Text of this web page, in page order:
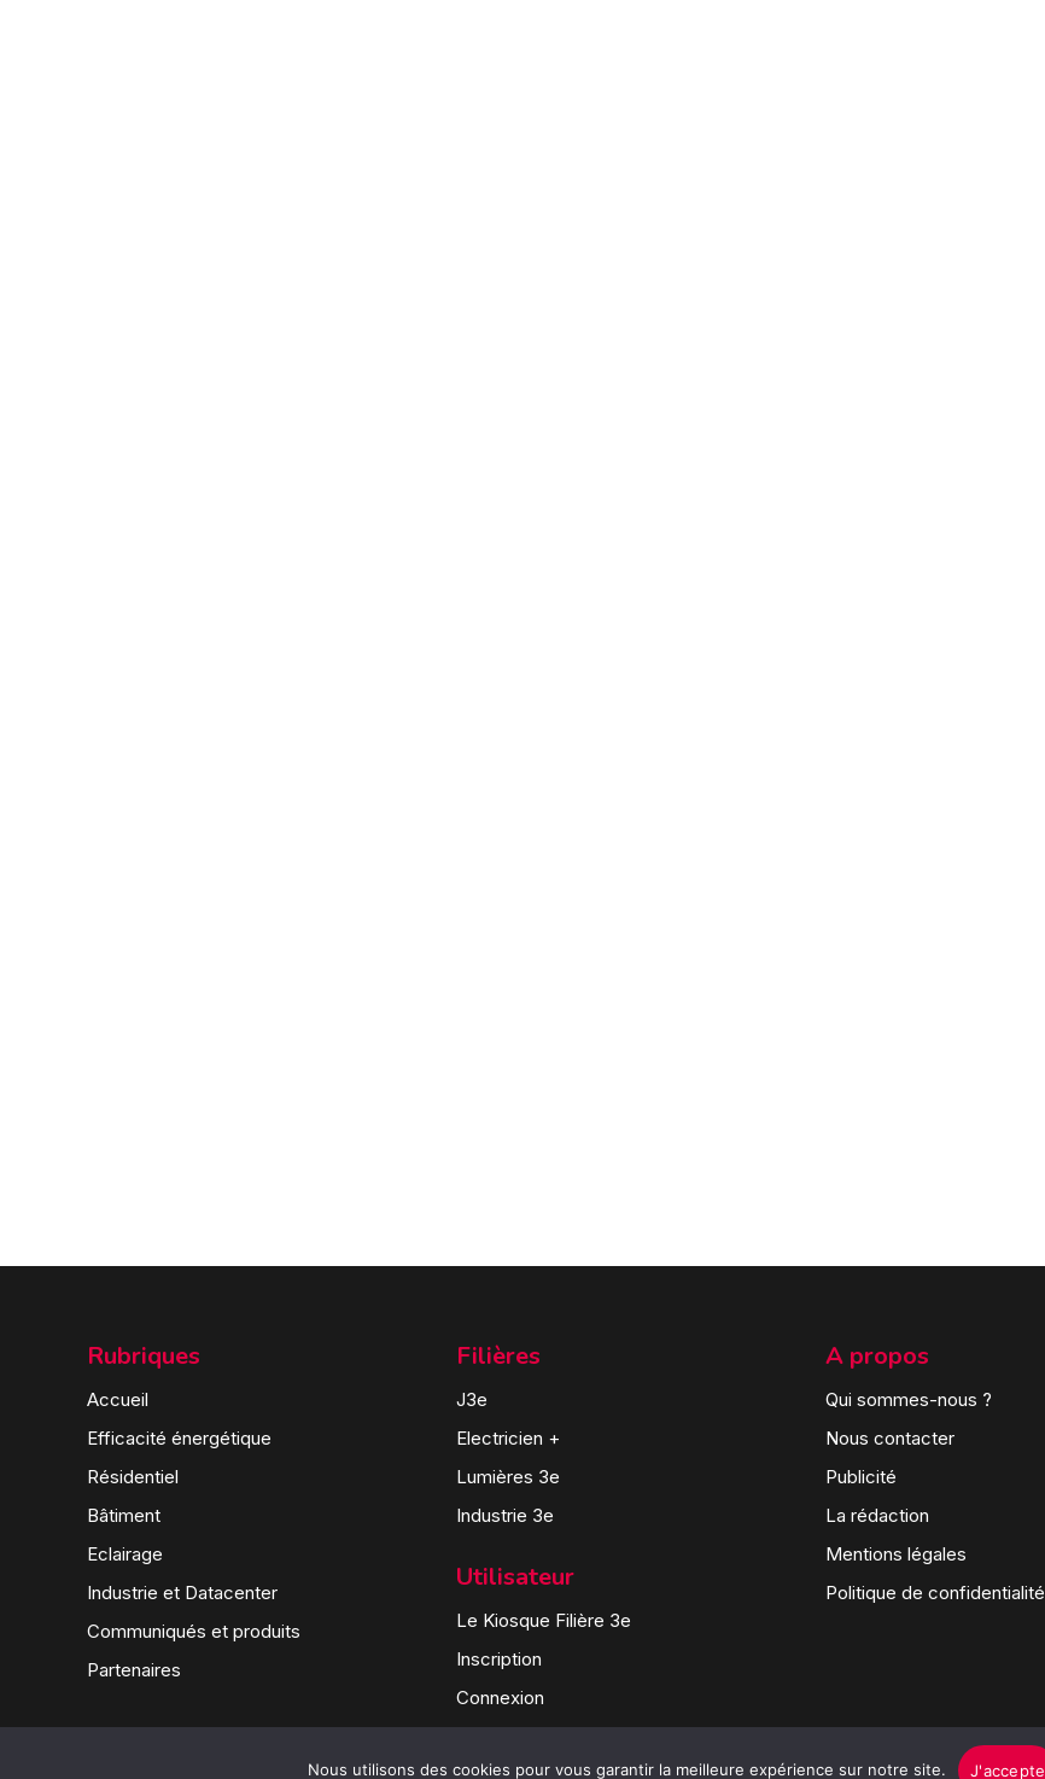
Rubriques
Accueil
Efficacité énergétique
Résidentiel
Bâtiment
Eclairage
Industrie et Datacenter
Communiqués et produits
Partenaires
Filières
J3e
Electricien +
Lumières 3e
Industrie 3e
Utilisateur
Le Kiosque Filière 3e
Inscription
Connexion
A propos
Qui sommes-nous ?
Nous contacter
Publicité
La rédaction
Mentions légales
Politique de confidentialité
Nous utilisons des cookies pour vous garantir la meilleure expérience sur notre site. J'accepte